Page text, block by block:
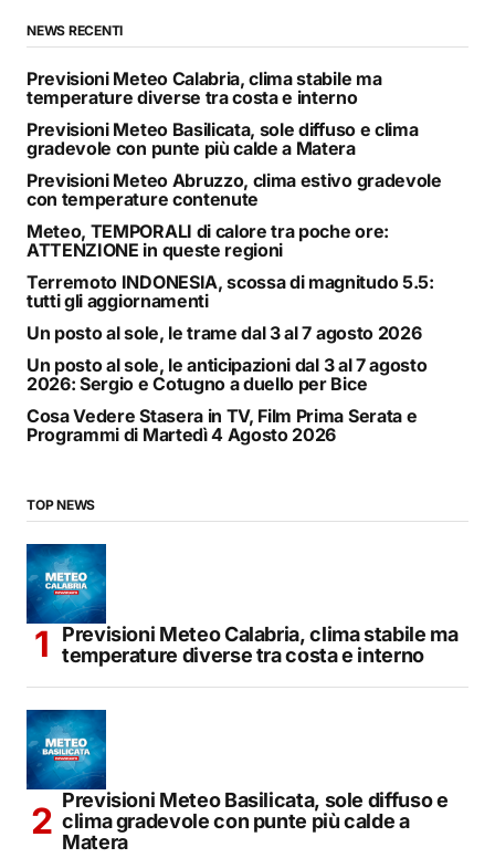
NEWS RECENTI
Previsioni Meteo Calabria, clima stabile ma
temperature diverse tra costa e interno
Previsioni Meteo Basilicata, sole diffuso e clima
gradevole con punte più calde a Matera
Previsioni Meteo Abruzzo, clima estivo gradevole
con temperature contenute
Meteo, TEMPORALI di calore tra poche ore:
ATTENZIONE in queste regioni
Terremoto INDONESIA, scossa di magnitudo 5.5:
tutti gli aggiornamenti
Un posto al sole, le trame dal 3 al 7 agosto 2026
Un posto al sole, le anticipazioni dal 3 al 7 agosto
2026: Sergio e Cotugno a duello per Bice
Cosa Vedere Stasera in TV, Film Prima Serata e
Programmi di Martedì 4 Agosto 2026
TOP NEWS
Previsioni Meteo Calabria, clima stabile ma
temperature diverse tra costa e interno
Previsioni Meteo Basilicata, sole diffuso e
clima gradevole con punte più calde a
Matera